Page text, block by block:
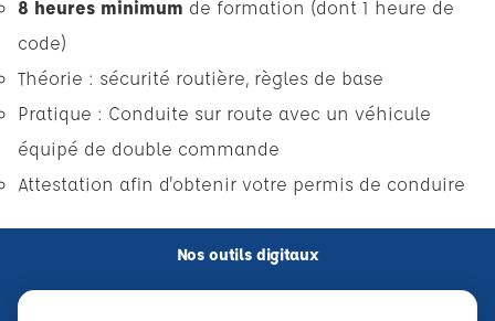
8 heures minimum de formation (dont 1 heure de
code)
Théorie : sécurité routière, règles de base
Pratique : Conduite sur route avec un véhicule
équipé de double commande
Attestation afin d'obtenir votre permis de conduire
Nos outils digitaux